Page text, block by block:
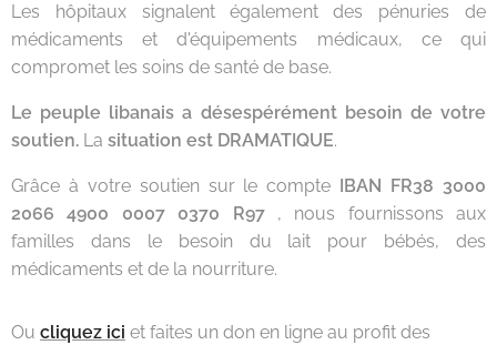
Les hôpitaux signalent également des pénuries de
médicaments et d'équipements médicaux, ce qui
compromet les soins de santé de base.
Le peuple libanais a désespérément besoin de votre
soutien. La situation est DRAMATIQUE.
Grâce à votre soutien sur le compte
IBAN FR38 3000
2066 4900 0007 0370 R97, nous fournissons aux
familles dans le besoin du lait pour bébés, des
médicaments et de la nourriture.
Ou cliquez ici et faites un don en ligne au profit des